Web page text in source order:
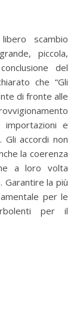
piccola,
del
che “Gli
di fronte alle
e
accordi non
la coerenza
a loro volta
Garantire la più
per le
per il